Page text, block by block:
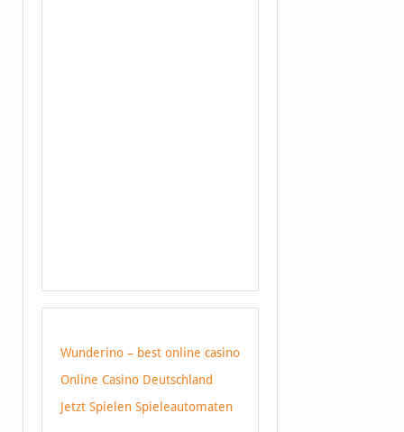
Wunderino – best online casino
Online Casino Deutschland
Jetzt Spielen Spieleautomaten